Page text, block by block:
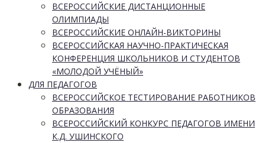
ВСЕРОССИЙСКИЕ ДИСТАНЦИОННЫЕ
ОЛИМПИАДЫ
ВСЕРОССИЙСКИЕ ОНЛАЙН-ВИКТОРИНЫ
ВСЕРОССИЙСКАЯ НАУЧНО-ПРАКТИЧЕСКАЯ
КОНФЕРЕНЦИЯ ШКОЛЬНИКОВ И СТУДЕНТОВ
«МОЛОДОЙ УЧЁНЫЙ»
ДЛЯ ПЕДАГОГОВ
ВСЕРОССИЙСКОЕ ТЕСТИРОВАНИЕ РАБОТНИКОВ
ОБРАЗОВАНИЯ
ВСЕРОССИЙСКИЙ КОНКУРС ПЕДАГОГОВ ИМЕНИ
К.Д. УШИНСКОГО